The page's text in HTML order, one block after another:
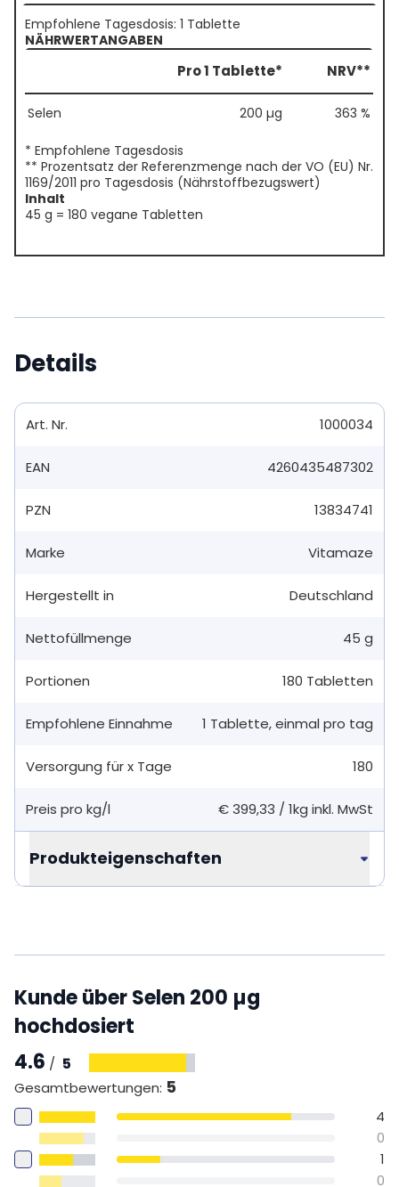
Empfohlene Tagesdosis: 1 Tablette
NÄHRWERTANGABEN
Pro 1 Tablette* NRV**
Selen 200 µg 363 %
* Empfohlene Tagesdosis
** Prozentsatz der Referenzmenge nach der VO (EU) Nr.
1169/2011 pro Tagesdosis (Nährstoffbezugswert)
Inhalt
45 g = 180 vegane Tabletten
Details
Art. Nr. 1000034
EAN 4260435487302
PZN 13834741
Marke Vitamaze
Hergestellt in Deutschland
Nettofüllmenge 45 g
Portionen 180 Tabletten
Empfohlene Einnahme 1 Tablette,einmal pro tag
Versorgung für x Tage 180
Preis pro kg/l € 399,33 / 1kg inkl. MwSt
Produkteigenschaften
Kunde über Selen 200 µg
hochdosiert
4.6 / 5
Gesamtbewertungen: 5
4
0
1
0